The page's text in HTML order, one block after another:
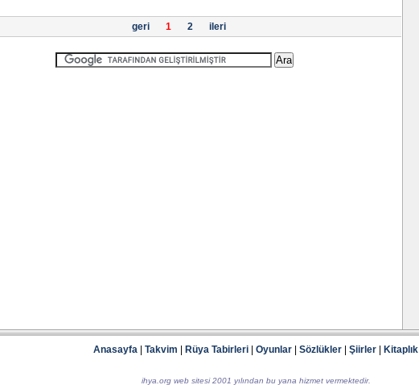
geri 1 2 ileri
Anasayfa Takvim Rüya Tabirleri Oyunlar Sözlükler Şiirler Kitaplık
ihya.org web sitesi 2001 yılından bu yana hizmet vermektedir.